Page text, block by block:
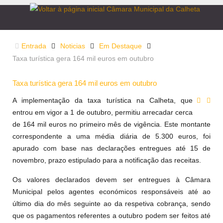
Entrada Noticias
Em Destaque
Taxa turística gera 164 mil euros em outubro
Taxa turística gera 164 mil euros em outubro
A implementação da taxa turística na Calheta, que
entrou em vigor a 1 de outubro, permitiu arrecadar cerca
de 164 mil euros no primeiro mês de vigência. Este montante
correspondente a uma média diária de 5.300 euros, foi
apurado com base nas declarações entregues até 15 de
novembro, prazo estipulado para a notificação das receitas.
Os valores declarados devem ser entregues à Câmara
Municipal pelos agentes económicos responsáveis até ao
último dia do mês seguinte ao da respetiva cobrança, sendo
que os pagamentos referentes a outubro podem ser feitos até